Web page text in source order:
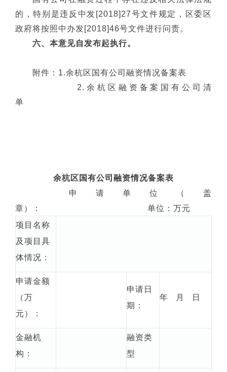
的，特别是违反中发[2018]27号文件规定，区委区
政府将按照中办发[2018]46号文件进行问责。
六、本意见自发布起执行。
附件：1.余杭区国有公司融资情况备案表
2.余杭区融资备案国有公司清
单
余杭区国有公司融资情况备案表
申请单位（盖
章）： 单位：万元
项目名称
及项目具
体情况：
申请金额
（万
元）：
申请日
期：
年 月 日
金融机
构：
融资类
型